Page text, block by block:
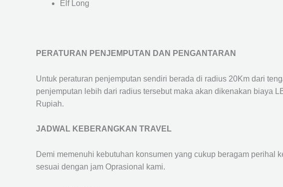
Elf Long
PERATURAN PENJEMPUTAN DAN PENGANTARAN
Untuk peraturan penjemputan sendiri berada di radius 20Km dari
penjemputan lebih dari radius tersebut maka akan dikenakan biaya
Rupiah.
JADWAL KEBERANGKAN TRAVEL
Demi memenuhi kebutuhan konsumen yang cukup beragam
sesuai dengan jam Oprasional kami.